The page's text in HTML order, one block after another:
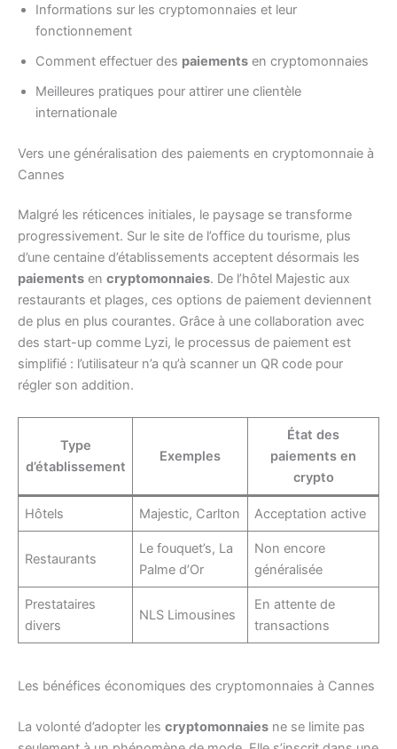
Informations sur les cryptomonnaies et leur
fonctionnement
Comment effectuer des paiements en cryptomonnaies
Meilleures pratiques pour attirer une clientèle
internationale
Vers une généralisation des paiements en cryptomonnaie à
Cannes
Malgré les réticences initiales, le paysage se transforme
progressivement. Sur le site de l’office du tourisme, plus
d’une centaine d’établissements acceptent désormais les
paiements en cryptomonnaies. De l’hôtel Majestic aux
restaurants et plages, ces options de paiement deviennent
de plus en plus courantes. Grâce à une collaboration avec
des start-up comme Lyzi, le processus de paiement est
simplifié : l’utilisateur n’a qu’à scanner un QR code pour
régler son addition.
Type
d’établissement
Exemples
État des
paiements en
crypto
Hôtels Majestic, Carlton Acceptation active
Restaurants
Le fouquet’s, La
Palme d’Or
Non encore
généralisée
Prestataires
divers
NLS Limousines
En attente de
transactions
Les bénéfices économiques des cryptomonnaies à Cannes
La volonté d’adopter les cryptomonnaies ne se limite pas